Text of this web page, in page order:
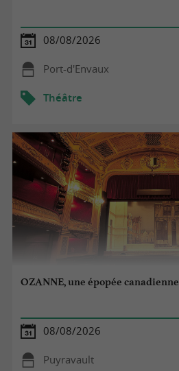
08/08/2026
Port-d'Envaux
Théâtre
OZANNE, une épopée canadienne
08/08/2026
Puyravault